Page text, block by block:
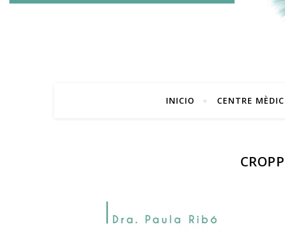
INICIO CENTRE